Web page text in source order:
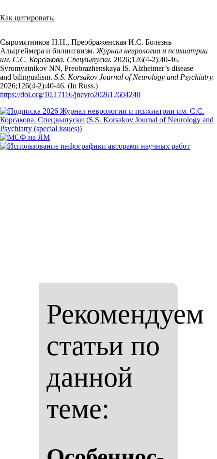
Как цитировать:
Сыромятников Н.Н., Преображенская И.С. Болезнь
Альцгеймера и билингвизм. Журнал неврологии и психиатрии
им. С.С. Корсакова. Спецвыпуски. 2026;126(4‑2):40‑46.
Syromyatnikov NN, Preobrazhenskaya IS. Alzheimer’s disease
and bilingualism. S.S. Korsakov Journal of Neurology and Psychiatry.
2026;126(4‑2):40‑46. (In Russ.)
https://doi.org/10.17116/jnevro202612604240
Рекомендуем
статьи по
данной
теме: